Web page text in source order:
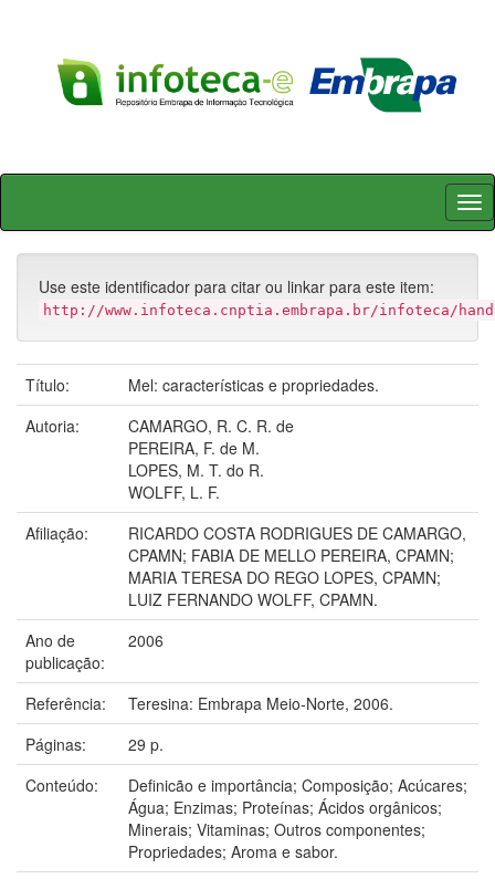
Skip
Use este identificador para citar ou linkar para este item:
http://www.infoteca.cnptia.embrapa.br/infoteca/
Título:
Mel: características e propriedades.
Autoria:
CAMARGO, R. C. R. de
PEREIRA, F. de M.
LOPES, M. T. do R.
WOLFF, L. F.
Afiliação:
RICARDO COSTA RODRIGUES DE CAMARGO,
CPAMN; FABIA DE MELLO PEREIRA, CPAMN;
MARIA TERESA DO REGO LOPES, CPAMN;
LUIZ FERNANDO WOLFF, CPAMN.
Ano de
publicação:
2006
Referência:
Teresina: Embrapa Meio-Norte, 2006.
Páginas:
29 p.
Conteúdo:
Definicão e importância; Composição; Acúcares;
Água; Enzimas; Proteínas; Ácidos orgânicos;
Minerais; Vitaminas; Outros componentes;
Propriedades; Aroma e sabor.